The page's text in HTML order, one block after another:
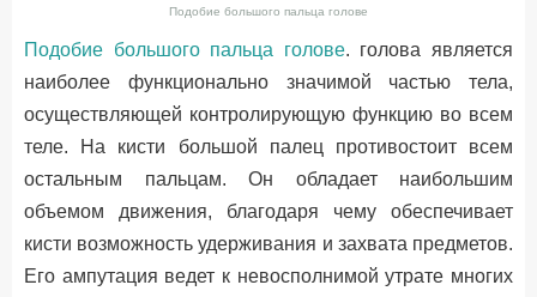
Подобие большого пальца голове
Подобие большого пальца голове. голова является
наиболее функционально значимой частью тела,
осуществляющей контролирующую функцию во всем
теле. На кисти большой палец противостоит всем
остальным пальцам. Он обладает наибольшим
объемом движения, благодаря чему обеспечивает
кисти возможность удерживания и захвата предметов.
Его ампутация ведет к невосполнимой утрате многих